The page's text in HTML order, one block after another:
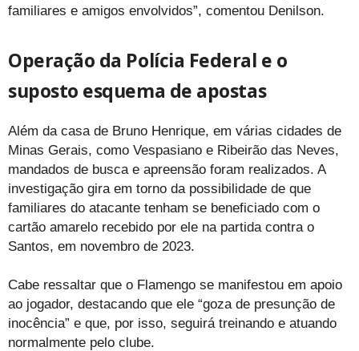
familiares e amigos envolvidos”, comentou Denilson.
Operação da Polícia Federal e o
suposto esquema de apostas
Além da casa de Bruno Henrique, em várias cidades de
Minas Gerais, como Vespasiano e Ribeirão das Neves,
mandados de busca e apreensão foram realizados. A
investigação gira em torno da possibilidade de que
familiares do atacante tenham se beneficiado com o
cartão amarelo recebido por ele na partida contra o
Santos, em novembro de 2023.
Cabe ressaltar que o Flamengo se manifestou em apoio
ao jogador, destacando que ele “goza de presunção de
inocência” e que, por isso, seguirá treinando e atuando
normalmente pelo clube.